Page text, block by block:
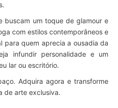
buscam um toque de glamour e
com estilos contemporâneos e
para quem aprecia a ousadia da
infundir personalidade e um
lar ou escritório.
Adquira agora e transforme
de arte exclusiva.